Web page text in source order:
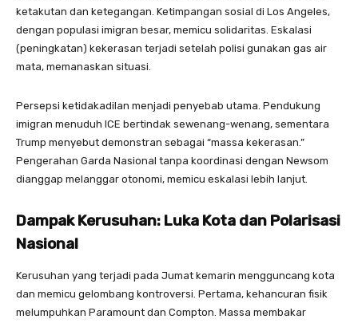
ketakutan dan ketegangan. Ketimpangan sosial di Los Angeles,
dengan populasi imigran besar, memicu solidaritas. Eskalasi
(peningkatan) kekerasan terjadi setelah polisi gunakan gas air
mata, memanaskan situasi.
Persepsi ketidakadilan menjadi penyebab utama. Pendukung
imigran menuduh ICE bertindak sewenang-wenang, sementara
Trump menyebut demonstran sebagai “massa kekerasan.”
Pengerahan Garda Nasional tanpa koordinasi dengan Newsom
dianggap melanggar otonomi, memicu eskalasi lebih lanjut.
Dampak Kerusuhan: Luka Kota dan Polarisasi
Nasional
Kerusuhan yang terjadi pada Jumat kemarin mengguncang kota
dan memicu gelombang kontroversi. Pertama, kehancuran fisik
melumpuhkan Paramount dan Compton. Massa membakar